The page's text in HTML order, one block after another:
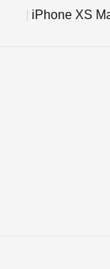
iPhone XS